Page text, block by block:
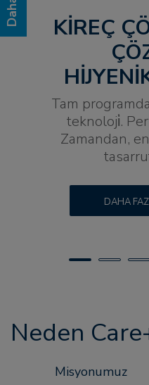
KIREÇ ÇÖZÜCÜ, YAĞ
Tam
teknoloji̇.
Zamandan,
DAHA
Neden
Misyonumuz